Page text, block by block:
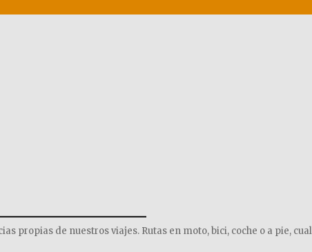
propias de nuestros viajes. Rutas en moto, bici, coche o a pie,